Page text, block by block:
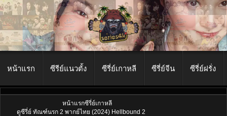
หน้าแรก ซีรีย์แนวตั้ง ซีรี่ย์เกาหลี ซีรี่ย์จีน ซีรี่ย์ฝรั่ง
หน้าแรกซีรี่ย์เกาหลี
ดูซีรี่ย์ ทัณฑ์นรก 2 พากย์ไทย (2024) Hellbound 2